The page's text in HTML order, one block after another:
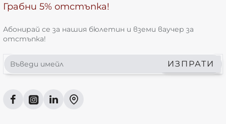
Грабни 5% отстъпка!
Абонирай се за нашия бюлетин и вземи ваучер за
отстъпка!
Въведи
имейл
ИЗПРАТИ